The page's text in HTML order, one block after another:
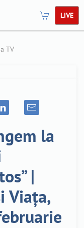
LIVE
TV
la
|
Viața,